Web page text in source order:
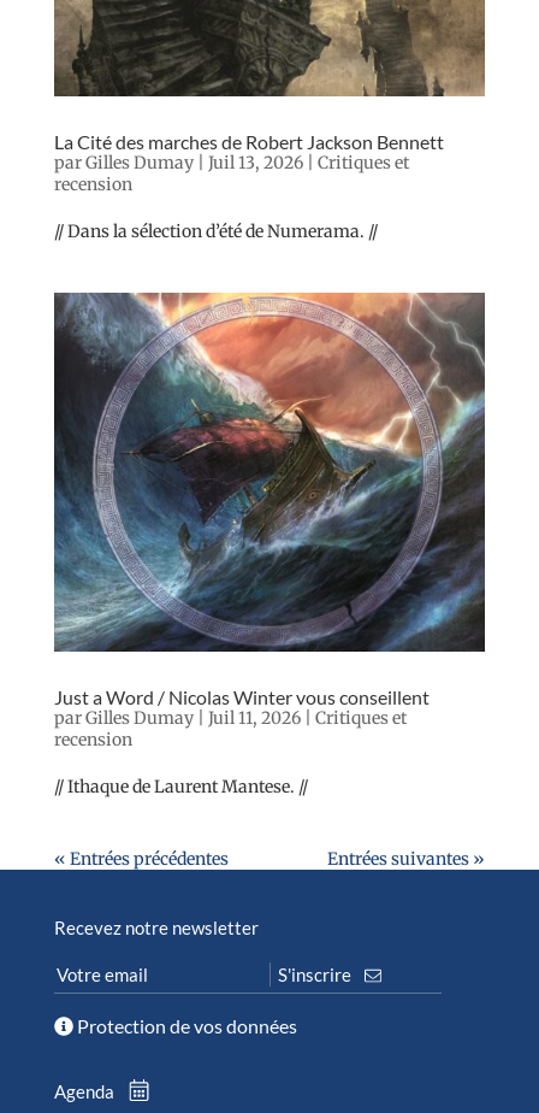
La Cité des marches de Robert Jackson Bennett
parGilles Dumay| Juil 13, 2026| Critiques et
recension
// Dans la sélection d’été de Numerama. //
Just a Word / Nicolas Winter vous conseillent
parGilles Dumay| Juil 11, 2026| Critiques et
recension
// Ithaque de Laurent Mantese. //
« Entrées précédentes Entrées suivantes »
Recevez notre newsletter
Protection de vos données
Agenda